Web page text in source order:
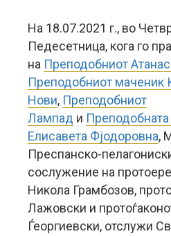
На 18.07.2021 г., во
Педесетница, кога го
на Преподобниот
Преподобниот маченик
Нови, Преподобниот
Лампад и
Елисавета Фјодоровна,
Преспанско-
сослужение на
Никола Грамбозов,
Лажовски и
Ѓеоргиевски, отслужи